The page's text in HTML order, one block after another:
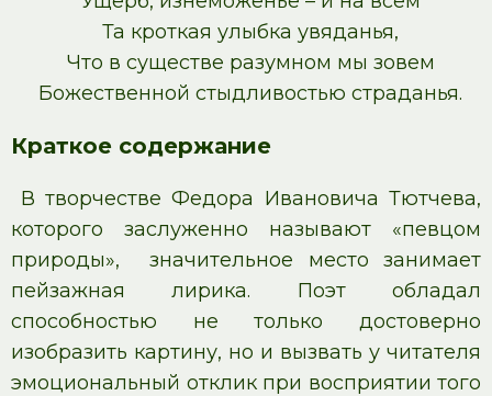
Та кроткая улыбка увяданья,
Что в существе разумном мы зовем
Божественной стыдливостью страданья.
Краткое содержание
В творчестве Федора Ивановича Тютчева,
которого заслуженно называют «певцом
природы», значительное место занимает
пейзажная лирика. Поэт обладал
способностью не только достоверно
изобразить картину, но и вызвать у читателя
эмоциональный отклик при восприятии того